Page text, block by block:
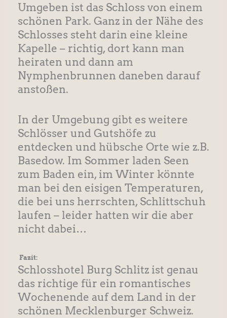
Umgeben ist das Schloss von einem
schönen Park. Ganz in der Nähe des
Schlosses steht darin eine kleine
Kapelle – richtig, dort kann man
heiraten und dann am
Nymphenbrunnen daneben darauf
anstoßen.
In der Umgebung gibt es weitere
Schlösser und Gutshöfe zu
entdecken und hübsche Orte wie z.B.
Basedow. Im Sommer laden Seen
zum Baden ein, im Winter könnte
man bei den eisigen Temperaturen,
die bei uns herrschten, Schlittschuh
laufen – leider hatten wir die aber
nicht dabei…
Fazit:
Schlosshotel Burg Schlitz ist genau
das richtige für ein romantisches
Wochenende auf dem Land in der
schönen Mecklenburger Schweiz.